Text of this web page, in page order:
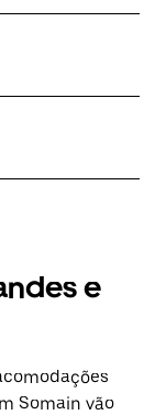
e
Somain vão